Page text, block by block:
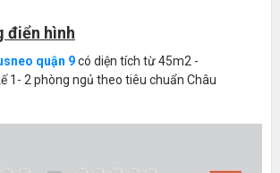
điển hình
quận 9có diện tích từ 45m2 -
1- 2 phòng ngủ theo tiêu chuẩn Châu